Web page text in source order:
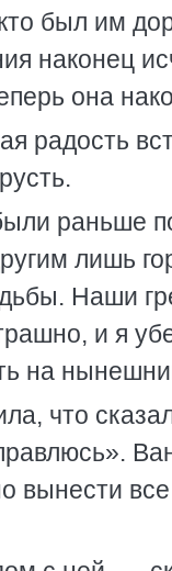
был им
наконец
она
радость
раньше
лишь
Наши
и я
на
что
вынести